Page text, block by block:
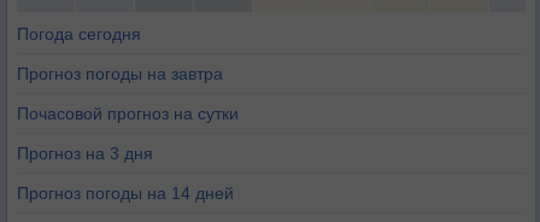
Погода сегодня
Прогноз погоды на завтра
Почасовой прогноз на сутки
Прогноз на 3 дня
Прогноз погоды на 14 дней